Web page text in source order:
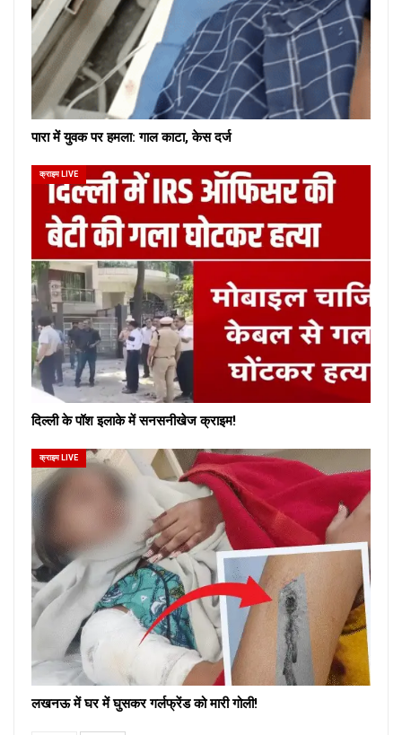
पारा में युवक पर हमला: गाल काटा, केस दर्ज
क्राइम LIVE
दिल्ली के पॉश इलाके में सनसनीखेज क्राइम!
क्राइम LIVE
लखनऊ में घर में घुसकर गर्लफ्रेंड को मारी गोली!